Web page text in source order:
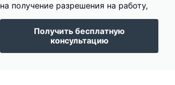
на получение разрешения на работу,
Получить бесплатную
консультацию